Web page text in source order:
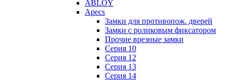
ABLOY
Apecs
Замки для противопож. дверей
Замки с роликовым фиксатором
Прочие врезные замки
Серия 10
Серия 12
Серия 13
Серия 14